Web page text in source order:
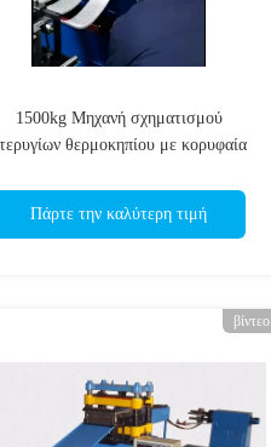
1500kg Μηχανή σχηματισμού
θερμοκηπίου με κορυφαία
Πάρτε την καλύτερη τιμή
βίντεο